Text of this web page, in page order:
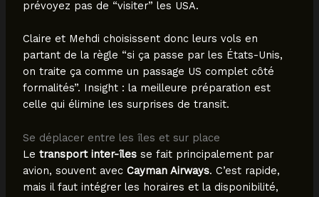
prévoyez pas de “visiter” les USA.
Claire et Mehdi choisissent donc leurs vols en
partant de la règle “si ça passe par les États-Unis,
on traite ça comme un passage US complet côté
formalités”. Insight : la meilleure préparation est
celle qui élimine les surprises de transit.
Se déplacer entre les îles et sur place
Le transport inter-îlesse fait principalement par
avion, souvent avec Cayman Airways. C’est rapide,
mais il faut intégrer les horaires et la disponibilité,